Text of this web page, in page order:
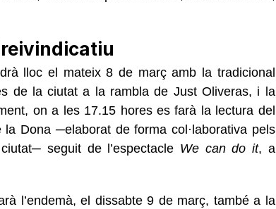
lloc el mateix 8 de març amb la tradicional
de la ciutat a la rambla de Just Oliveras, i la
on a les 17.15 hores es farà la lectura del
Dona ─elaborat de forma col·laborativa pels
seguit de l’espectacle We can do it, a
l’endemà, el dissabte 9 de març, també a la